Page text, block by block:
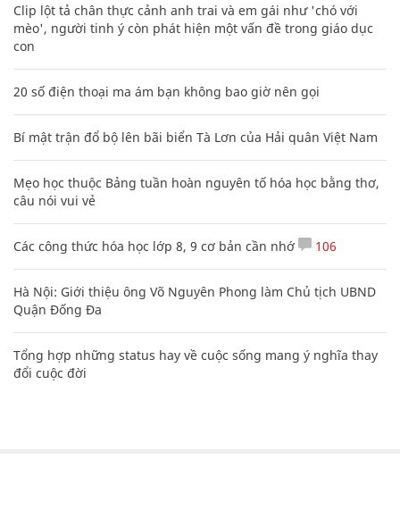
Clip lột tả chân thực cảnh anh trai và em gái như 'chó với
mèo', người tinh ý còn phát hiện một vấn đề trong giáo dục
con
20 số điện thoại ma ám bạn không bao giờ nên gọi
Bí mật trận đổ bộ lên bãi biển Tà Lơn của Hải quân Việt Nam
Mẹo học thuộc Bảng tuần hoàn nguyên tố hóa học bằng thơ,
câu nói vui vẻ
Các công thức hóa học lớp 8, 9 cơ bản cần nhớ 106
Hà Nội: Giới thiệu ông Võ Nguyên Phong làm Chủ tịch UBND
Quận Đống Đa
Tổng hợp những status hay về cuộc sống mang ý nghĩa thay
đổi cuộc đời